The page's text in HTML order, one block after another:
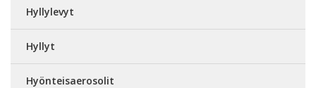
Hyllylevyt
Hyllyt
Hyönteisaerosolit